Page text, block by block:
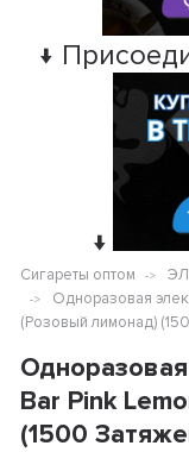
↓
↓
Сигареты оптом
Одноразовая
(Розовый лимонад)
Bar Pink
(1500